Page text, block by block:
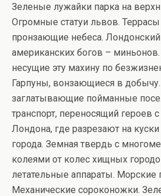
Зеленые лужайки парка на
Огромные статуи львов.
пронзающие небеса. Лондонский
американских богов – миньонов.
несущие эту махину по
Гарпуны, вонзающиеся в
заглатывающие пойманные
транспорт, переносящий героев
Лондона, где разрезают на
города. Земная твердь с
колеями от колес хищных
летательные аппараты. Морские
Механические сороконожки.